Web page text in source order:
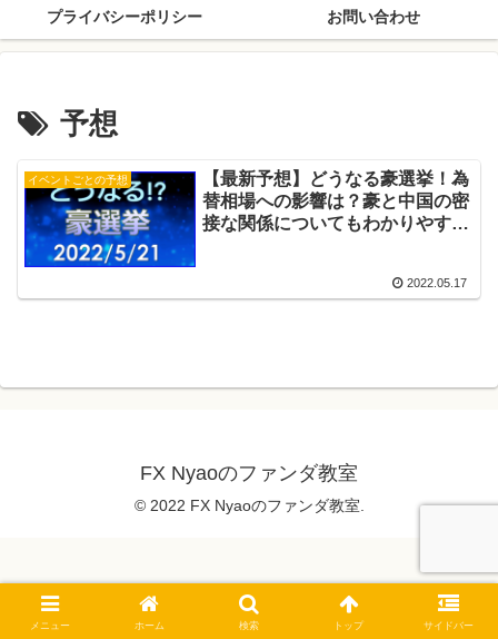
プライバシーポリシー お問い合わせ
予想
イベントごとの予想
【最新予想】どうなる豪選挙！為
替相場への影響は？豪と中国の密
接な関係についてもわかりやすく
2022.05.17
FX Nyaoのファンダ教室
© 2022 FX Nyaoのファンダ教室.
メニュー ホーム 検索 トップ サイドバー